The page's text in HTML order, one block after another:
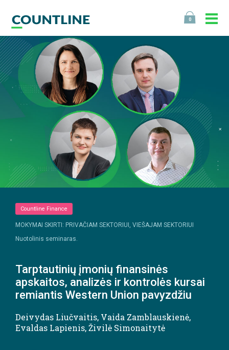
0
Countline Finance
MOKYMAI SKIRTI: PRIVAČIAM SEKTORIUI, VIEŠAJAM SEKTORIUI
Nuotolinis seminaras.
Tarptautinių įmonių finansinės
apskaitos, analizės ir kontrolės kursai
remiantis Western Union pavyzdžiu
Deivydas Liučvaitis, Vaida Zamblauskienė,
Evaldas Lapienis,Živilė Simonaitytė